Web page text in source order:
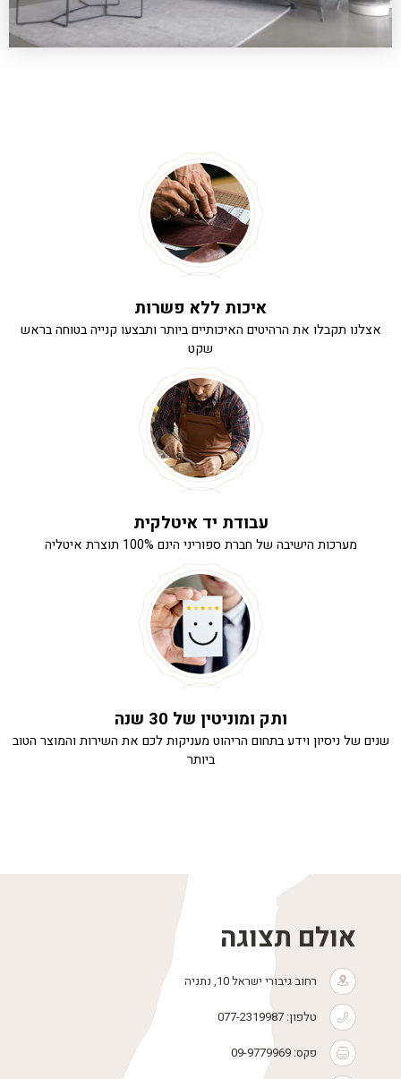
איכות ללא פשרות
אצלנו תקבלו את הרהיטים האיכותיים ביותר ותבצעו קנייה בטוחה בראש
שקט
עבודת יד איטלקית
מערכות הישיבה של חברת ספוריני הינם 100% תוצרת איטליה
ותק ומוניטין של 30 שנה
שנים של ניסיון וידע בתחום הריהוט מעניקות לכם את השירות והמוצר הטוב
ביותר
אולם תצוגה
רחוב גיבורי ישראל 10, נתניה
טלפון: 077-2319987
פקס: 09-9779969